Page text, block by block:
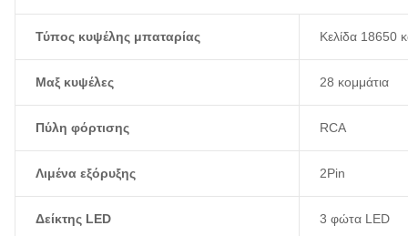
Τύπος κυψέλης μπαταρίας Κελίδα 18650
Μαξ κυψέλες 28 κομμάτια
Πύλη φόρτισης RCA
Λιμένα εξόρυξης 2Pin
Δείκτης LED 3 φώτα LED